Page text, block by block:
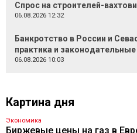
Спрос на строителей-
06.08.2026 12:32
Банкротство в России и
практика и
06.08.2026 10:03
Картина дня
Экономика
Биржевые цены на газ в